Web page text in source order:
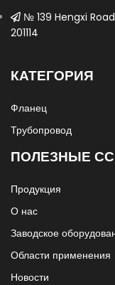
№ 139 Hengxi
201114
КАТЕГОРИЯ
Фланец
Трубопровод
ПОЛЕЗНЫЕ
Продукция
О нас
Заводское
Области применения
Новости